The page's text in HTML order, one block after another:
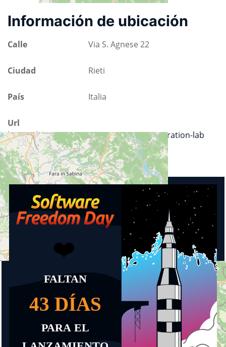
Información de ubicación
Calle Via S. Agnese 22
Ciudad Rieti
País Italia
Url
https://lnx.comune.rieti.it/content/regeneration-lab
Eventos próximos